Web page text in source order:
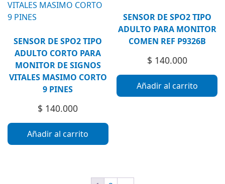
SENSOR DE SPO2 TIPO
ADULTO CORTO PARA
MONITOR DE SIGNOS
VITALES MASIMO CORTO
9 PINES
$ 140.000
Añadir al carrito
SENSOR DE SPO2 TIPO
ADULTO PARA MONITOR
COMEN REF P9326B
$ 140.000
Añadir al carrito